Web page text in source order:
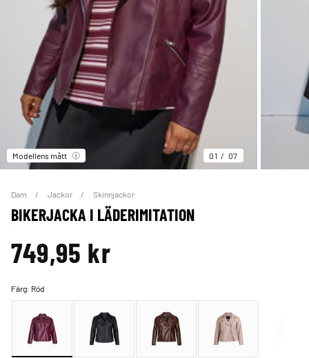
Modellens mått 01 07
Dam Jackor Skinnjackor
BIKERJACKA I LÄDERIMITATION
749,95 kr
Färg: Röd